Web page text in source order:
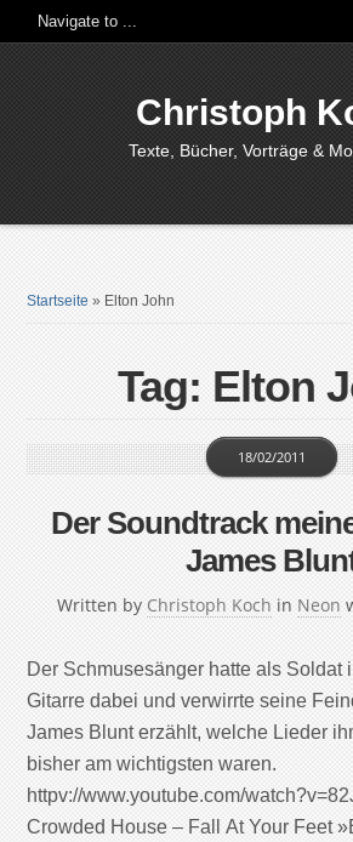
Christoph
Texte, Bücher, Vorträge &
Startseite » Elton John
Tag: Elton
Der Soundtrack
James
Written by Christoph Koch
18/02/2011
in Neon
Der Schmusesänger hatte als Soldat
Gitarre dabei und verwirrte seine
James Blunt erzählt, welche Lieder
bisher am wichtigsten waren.
httpv://www.youtube.com/
Crowded House – Fall At Your Feet